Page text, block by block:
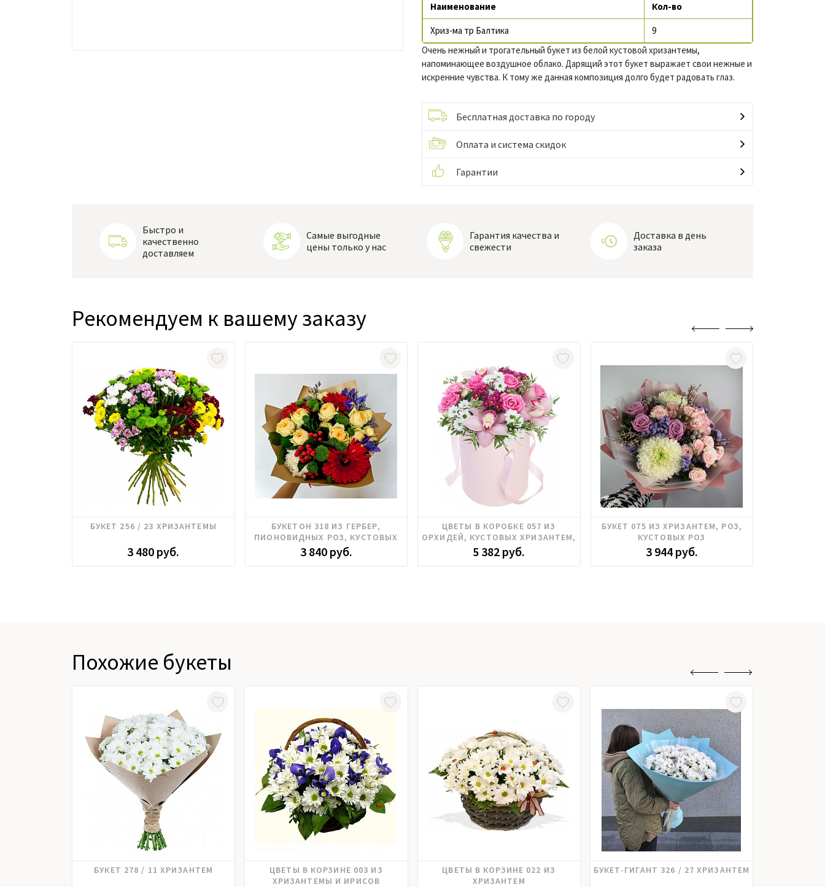
Наименование Кол-во
Хриз-ма тр Балтика
9
Очень нежный и трогательный букет из белой кустовой хризантемы,
напоминающее воздушное облако. Дарящий этот букет выражает свои нежные и
искренние чувства. К тому же данная композиция долго будет радовать глаз.
Бесплатная доставка по городу
Оплата и система скидок
Гарантии
Быстро и
качественно
доставляем
Самые выгодные
цены только у нас
Гарантия качества и
свежести
Доставка в день
заказа
Рекомендуем к вашему заказу
Хризантема
БУКЕТ 256 / 23 ХРИЗАНТЕМЫ
3 480 руб.
Гвоздика, Гербера, Ирисы,
Хризантема
БУКЕТОН 318 ИЗ ГЕРБЕР,
ПИОНОВИДНЫХ РОЗ, КУСТОВЫХ
ХРИЗАНТЕМ, ИРИСОВ
3 840 руб.
Орхидея, Розы российские,
Хризантема, Цимбидиум
ЦВЕТЫ В КОРОБКЕ 057 ИЗ
ОРХИДЕЙ, КУСТОВЫХ ХРИЗАНТЕМ,
РОЗ РОССИЯ
5 382 руб.
Гортензия, Роза кустовая, Розы
российские, Хризантема
БУКЕТ 075 ИЗ ХРИЗАНТЕМ, РОЗ,
КУСТОВЫХ РОЗ
3 944 руб.
Похожие букеты
Хризантема
БУКЕТ 278 / 11 ХРИЗАНТЕМ Ирисы, Хризантема
ЦВЕТЫ В КОРЗИНЕ 003 ИЗ
ХРИЗАНТЕМЫ И ИРИСОВ
Хризантема
ЦВЕТЫ В КОРЗИНЕ 022 ИЗ
ХРИЗАНТЕМ
Хризантема
БУКЕТ-ГИГАНТ 326 / 27 ХРИЗАНТЕМ